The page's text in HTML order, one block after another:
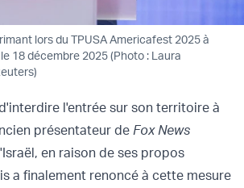
lors du TPUSA Americafest 2025 à
18 décembre 2025 (Photo : Laura
l'entrée sur son territoire à
présentateur deFox News
en raison de ses propos
a finalement renoncé à cette mesure